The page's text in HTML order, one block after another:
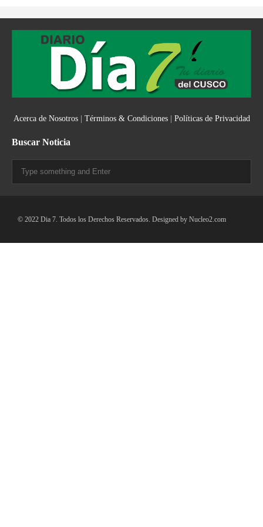
Acerca de Nosotros| Términos & Condiciones| Políticas de Privacidad
Buscar Noticia
© 2022 Dia 7. Todos los Derechos Reservados. Designed by Nucleo2.com